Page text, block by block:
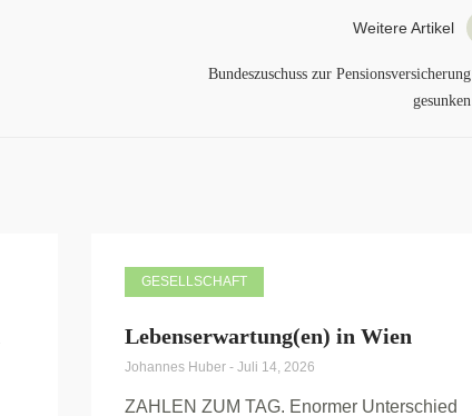
Weitere Artikel
Bundeszuschuss zur Pensionsversicherung
gesunken
GESELLSCHAFT
Lebenserwartung(en) in Wien
Johannes Huber - Juli 14, 2026
ZAHLEN ZUM TAG. Enormer Unterschied